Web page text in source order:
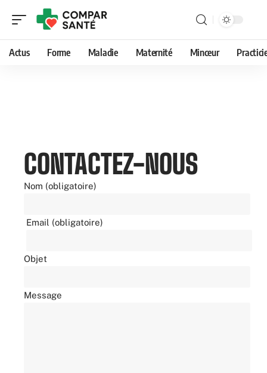
Actus Forme Maladie Maternité Minceur
CONTACTEZ-NOUS
Nom (obligatoire)
Email (obligatoire)
Objet
Message